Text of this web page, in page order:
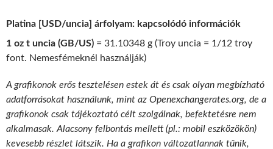
Platina [USD/uncia] árfolyam: kapcsolódó információk
1 oz t uncia (GB/US) = 31.10348 g (Troy uncia = 1/12 troy
font. Nemesfémeknél használják)
A grafikonok erős tesztelésen estek át és csak olyan megbízható
adatforrásokat használunk, mint az Openexchangerates.org, de a
grafikonok csak tájékoztató célt szolgálnak, befektetésre nem
alkalmasak. Alacsony felbontás mellett (pl.: mobil eszközökön)
kevesebb részlet látszik. Ha a grafikon változatlannak tűnik,